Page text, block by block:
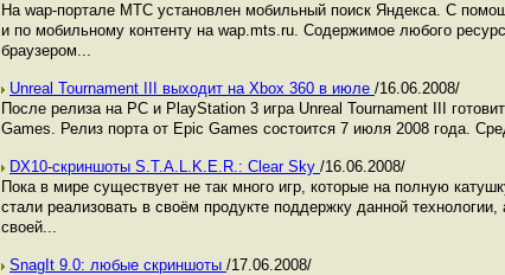
На wap-портале МТС установлен мобильный поиск Яндекса. С
и по мобильному контенту на wap.mts.ru. Содержимое любого
браузером...
Unreal Tournament III выходит на Xbox 360 в июле /16.06.2008/
После релиза на РС и PlayStation 3 игра Unreal Tournament III
Games. Релиз порта от Epic Games состоится 7 июля 2008 года.
DX10-скриншоты S.T.A.L.K.E.R.: Clear Sky /16.06.2008/
Пока в мире существует не так много игр, которые на полную
стали реализовать в своём продукте поддержку данной
своей...
SnagIt 9.0: любые скриншоты /17.06.2008/